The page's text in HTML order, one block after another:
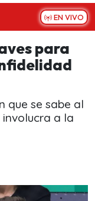
EN VIVO
para
que se sabe al
a la